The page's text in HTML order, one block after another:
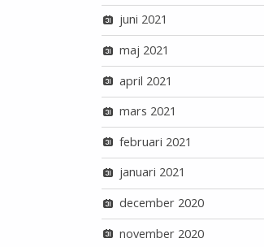
juni 2021
maj 2021
april 2021
mars 2021
februari 2021
januari 2021
december 2020
november 2020